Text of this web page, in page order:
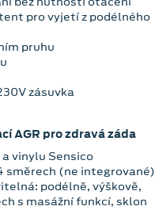
pro vyjetí z podélného
pruhu
zásuvka
AGR pro zdravá záda
vinylu Sensico
směrech (ne integrované)
podélně, výškově,
s masážní funkcí, sklon